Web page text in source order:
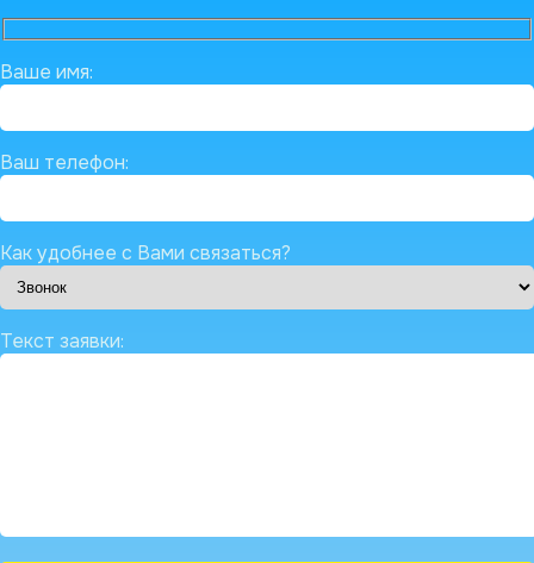
Ваше имя:
Ваш телефон:
Как удобнее с Вами связаться?
Текст заявки: